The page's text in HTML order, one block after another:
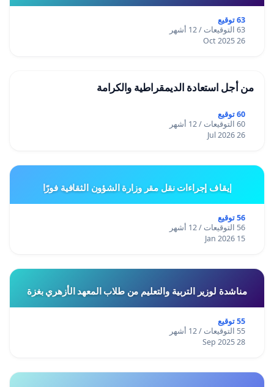
63 توقيع
63 التوقيعات / 12 أشهر
26 Oct 2025
من أجل استعادة الديمقراطية والكرامة
60 توقيع
60 التوقيعات / 12 أشهر
26 Jul 2026
إيقاف إجراءات نقل مقر وزارة الشؤون الثقافية فورًا
56 توقيع
56 التوقيعات / 12 أشهر
15 Jan 2026
مناشدة لوزير التربية والتعليم من طلاب المعهد الأزهري بغزة
55 توقيع
55 التوقيعات / 12 أشهر
28 Sep 2025